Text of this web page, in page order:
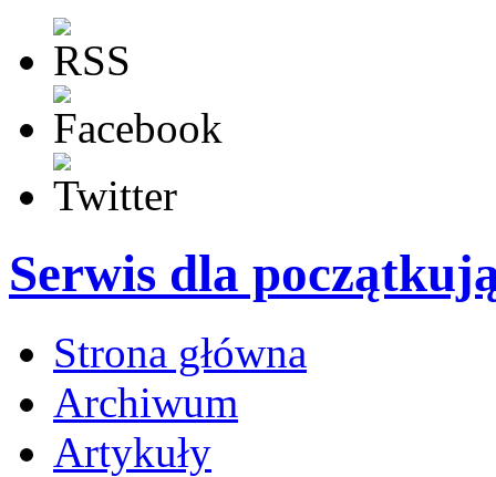
Serwis dla
Strona główna
Archiwum
Artykuły